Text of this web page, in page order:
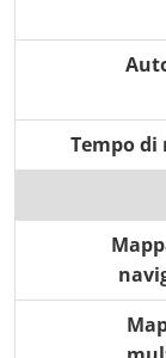
Tempo di